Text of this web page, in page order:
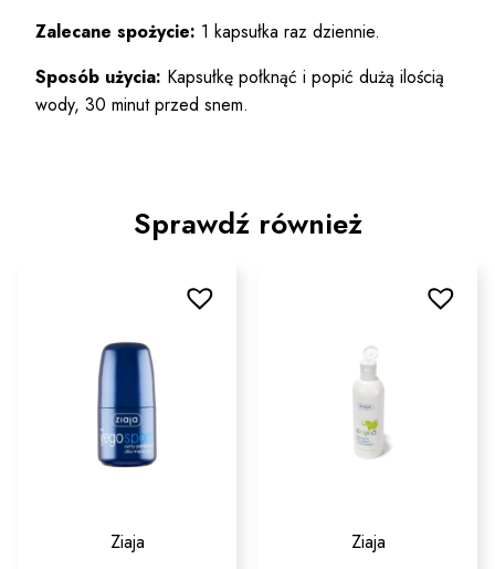
Zalecane spożycie: 1 kapsułka raz dziennie.
Sposób użycia: Kapsułkę połknąć i popić dużą ilością
wody, 30 minut przed snem.
Sprawdź również
Ziaja Ziaja